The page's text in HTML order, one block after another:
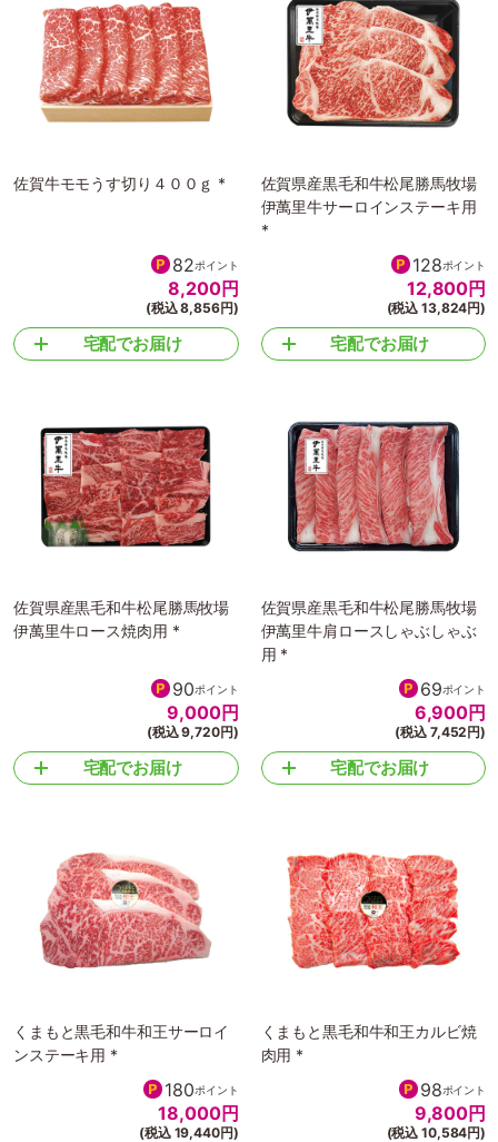
佐賀牛モモうす切り４００ｇ *
82ポイント
8,200円
(税込 8,856円)
宅配でお届け
佐賀県産黒毛和牛松尾勝馬牧場
伊萬里牛サーロインステーキ用
*
128ポイント
12,800円
(税込 13,824円)
宅配でお届け
佐賀県産黒毛和牛松尾勝馬牧場
伊萬里牛ロース焼肉用 *
90ポイント
9,000円
(税込 9,720円)
宅配でお届け
佐賀県産黒毛和牛松尾勝馬牧場
伊萬里牛肩ロースしゃぶしゃぶ
用 *
69ポイント
6,900円
(税込 7,452円)
宅配でお届け
くまもと黒毛和牛和王サーロイ
ンステーキ用 *
180ポイント
18,000円
(税込 19,440円)
くまもと黒毛和牛和王カルビ焼
肉用 *
98ポイント
9,800円
(税込 10,584円)